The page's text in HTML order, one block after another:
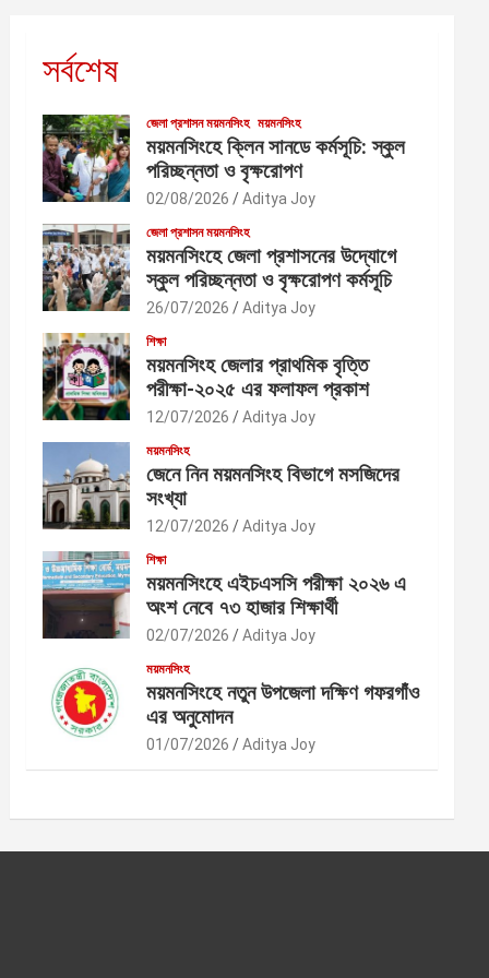
সর্বশেষ
জেলা প্রশাসন ময়মনসিংহ ময়মনসিংহ
ময়মনসিংহে ক্লিন সানডে কর্মসূচি: স্কুল
পরিচ্ছন্নতা ও বৃক্ষরোপণ
02/08/2026 Aditya Joy
জেলা প্রশাসন ময়মনসিংহ
ময়মনসিংহে জেলা প্রশাসনের উদ্যোগে
স্কুল পরিচ্ছন্নতা ও বৃক্ষরোপণ কর্মসূচি
26/07/2026 Aditya Joy
শিক্ষা
ময়মনসিংহ জেলার প্রাথমিক বৃত্তি
পরীক্ষা-২০২৫ এর ফলাফল প্রকাশ
12/07/2026 Aditya Joy
ময়মনসিংহ
জেনে নিন ময়মনসিংহ বিভাগে মসজিদের
সংখ্যা
12/07/2026 Aditya Joy
শিক্ষা
ময়মনসিংহে এইচএসসি পরীক্ষা ২০২৬ এ
অংশ নেবে ৭৩ হাজার শিক্ষার্থী
02/07/2026 Aditya Joy
ময়মনসিংহ
ময়মনসিংহে নতুন উপজেলা দক্ষিণ গফরগাঁও
এর অনুমোদন
01/07/2026 Aditya Joy